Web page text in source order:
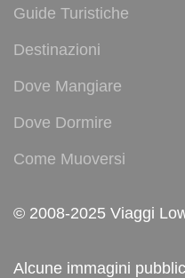
Guide Turistiche
Destinazioni
Dove Mangiare
Dove Dormire
Come Muoversi
© 2008-2025 Viaggi
Alcune immagini